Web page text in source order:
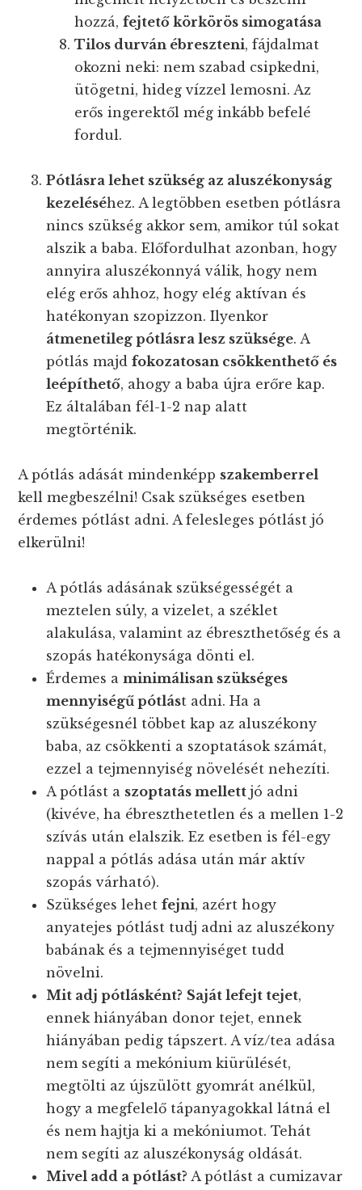
hozzá,fejtető körkörös simogatása
Tilos durván ébreszteni, fájdalmat
okozni neki: nem szabad csipkedni,
ütögetni, hideg vízzel lemosni. Az
erős ingerektől még inkább befelé
fordul.
Pótlásra lehet szükség az aluszékonyság
kezeléséhez. A legtöbben esetben pótlásra
nincs szükség akkor sem, amikor túl sokat
alszik a baba. Előfordulhat azonban, hogy
annyira aluszékonnyá válik, hogy nem
elég erős ahhoz, hogy elég aktívan és
hatékonyan szopizzon. Ilyenkor
átmenetileg pótlásra lesz szüksége. A
pótlás majdfokozatosan csökkenthető és
leépíthető, ahogy a baba újra erőre kap.
Ez általában fél-1-2 nap alatt
megtörténik.
A pótlás adását mindenképp szakemberrel
kell megbeszélni! Csak szükséges esetben
érdemes pótlást adni. A felesleges pótlást jó
elkerülni!
A pótlás adásának szükségességét a
meztelen súly, a vizelet, a széklet
alakulása, valamint az ébreszthetőség és a
szopás hatékonysága dönti el.
Érdemes aminimálisan szükséges
mennyiségű pótlást adni. Ha a
szükségesnél többet kap az aluszékony
baba, az csökkenti a szoptatások számát,
ezzel a tejmennyiség növelését nehezíti.
A pótlást a szoptatás mellettjó adni
(kivéve, ha ébreszthetetlen és a mellen 1-2
szívás után elalszik. Ez esetben is fél-egy
nappal a pótlás adása után már aktív
szopás várható).
Szükséges lehetfejni, azért hogy
anyatejes pótlást tudj adni az aluszékony
babának és a tejmennyiséget tudd
növelni.
Mit adj pótlásként? Saját lefejt tejet,
ennek hiányában donor tejet, ennek
hiányában pedig tápszert. A víz/tea adása
nem segíti a mekónium kiürülését,
megtölti az újszülött gyomrát anélkül,
hogy a megfelelő tápanyagokkal látná el
és nem hajtja ki a mekóniumot. Tehát
nem segíti az aluszékonyság oldását.
Mivel add a pótlást? A pótlást a cumizavar